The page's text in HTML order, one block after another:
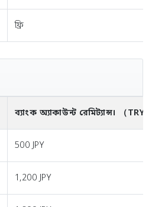
ফ্রি
ব্যাংক অ্যাকাউন্ট রেমিট্যান্স। （TRY
500 JPY
1,200 JPY